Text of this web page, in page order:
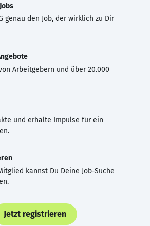
genau den Job, der wirklich zu Dir
Arbeitgebern und über 20.000
und erhalte Impulse für ein
kannst Du Deine Job-Suche
Jetzt registrieren